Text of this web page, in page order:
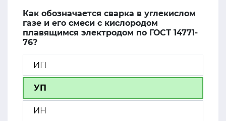
Как обозначается сварка в углекислом
газе и его смеси с кислородом
плавящимся электродом по ГОСТ 14771-
76?
ИП
УП
ИН